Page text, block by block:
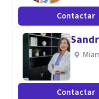
Contactar
Contactar